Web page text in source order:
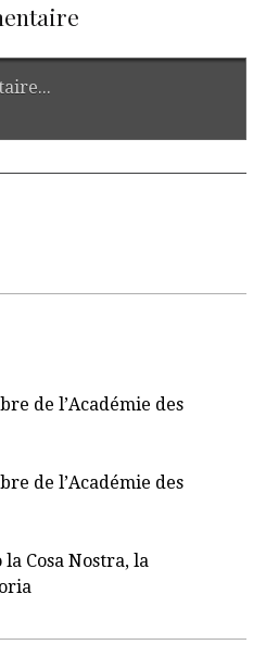
de l’Académie des
de l’Académie des
Cosa Nostra, la